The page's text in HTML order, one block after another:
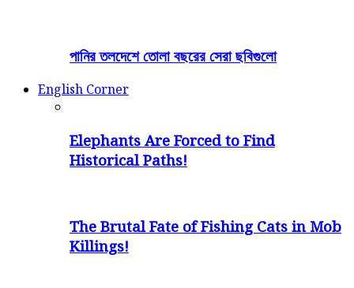
পানির তলদেশে তোলা বছরের সেরা ছবিগুলো
English Corner
Elephants Are Forced to Find
Historical Paths!
The Brutal Fate of Fishing Cats in Mob
Killings!